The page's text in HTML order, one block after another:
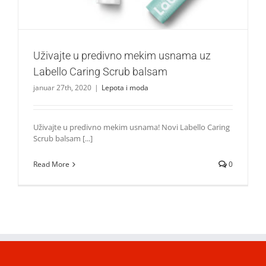
Uživajte u predivno mekim usnama uz
Labello Caring Scrub balsam
januar 27th, 2020 | Lepota i moda
Uživajte u predivno mekim usnama! Novi Labello Caring
Scrub balsam [...]
Read More 0